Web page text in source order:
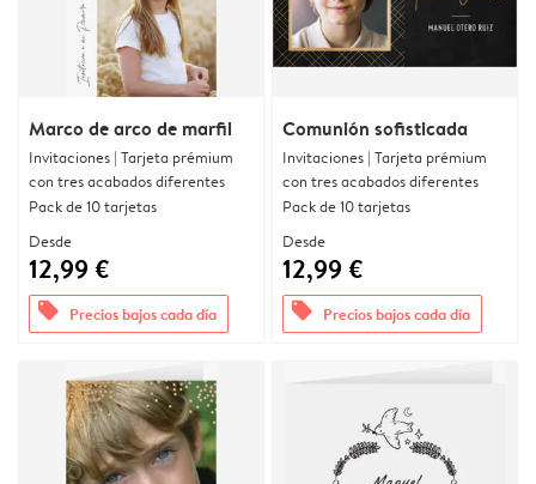
Marco de arco de marfil
Invitaciones | Tarjeta prémium
con tres acabados diferentes
Pack de 10 tarjetas
Desde
12,99 €
offers Precios bajos cada día
Comunión sofisticada
Invitaciones | Tarjeta prémium
con tres acabados diferentes
Pack de 10 tarjetas
Desde
12,99 €
offers Precios bajos cada día